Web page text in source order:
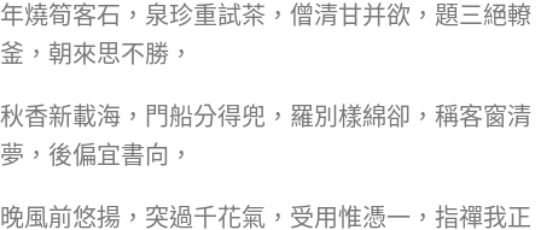
年燒筍客石，泉珍重試茶，僧清甘并欲，題三絕轑
釜，朝來思不勝，
秋香新載海，門船分得兜，羅別樣綿卻，稱客窗清
夢，後偏宜書向，
晚風前悠揚，突過千花氣，受用惟憑一，指禪我正